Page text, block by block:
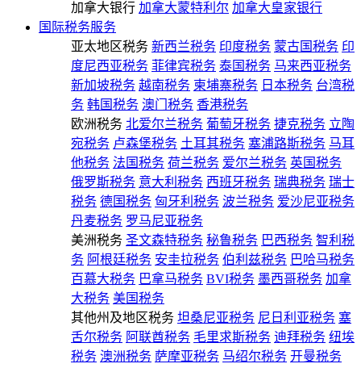
加拿大银行 加拿大蒙特利尔 加拿大皇家银行
国际税务服务
亚太地区税务 新西兰税务 印度税务 蒙古国税务 印
度尼西亚税务 菲律宾税务 泰国税务 马来西亚税务
新加坡税务 越南税务 柬埔寨税务 日本税务 台湾税
务 韩国税务 澳门税务 香港税务
欧洲税务 北爱尔兰税务 葡萄牙税务 捷克税务 立陶
宛税务 卢森堡税务 土耳其税务 塞浦路斯税务 马耳
他税务 法国税务 荷兰税务 爱尔兰税务 英国税务
俄罗斯税务 意大利税务 西班牙税务 瑞典税务 瑞士
税务 德国税务 匈牙利税务 波兰税务 爱沙尼亚税务
丹麦税务 罗马尼亚税务
美洲税务 圣文森特税务 秘鲁税务 巴西税务 智利税
务 阿根廷税务 安圭拉税务 伯利兹税务 巴哈马税务
百慕大税务 巴拿马税务 BVI税务 墨西哥税务 加拿
大税务 美国税务
其他州及地区税务 坦桑尼亚税务 尼日利亚税务 塞
舌尔税务 阿联酋税务 毛里求斯税务 迪拜税务 纽埃
税务 澳洲税务 萨摩亚税务 马绍尔税务 开曼税务